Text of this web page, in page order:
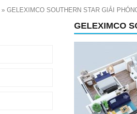
» GELEXIMCO SOUTHERN STAR GIẢI
GELEXIMCO